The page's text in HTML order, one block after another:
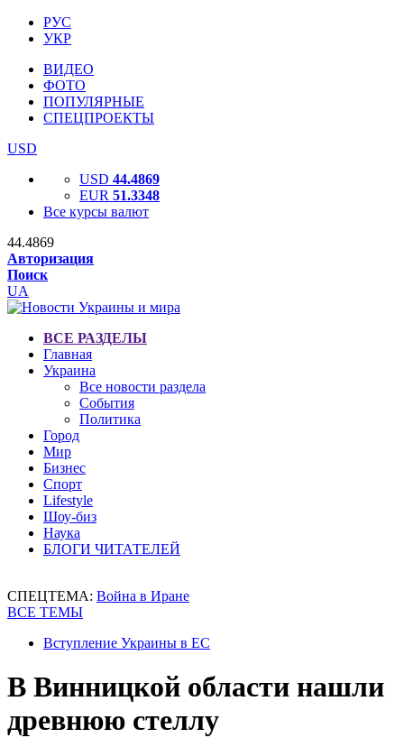
РУС
УКР
ВИДЕО
ФОТО
ПОПУЛЯРНЫЕ
СПЕЦПРОЕКТЫ
USD
USD 44.4869
EUR 51.3348
Все курсы валют
44.4869
Авторизация
Поиск
UA
ВСЕ РАЗДЕЛЫ
Главная
Украина
Все новости раздела
События
Политика
Город
Мир
Бизнес
Спорт
Lifestyle
Шоу-биз
Наука
БЛОГИ ЧИТАТЕЛЕЙ
СПЕЦТЕМА: Война в Иране
ВСЕ ТЕМЫ
Вступление Украины в ЕС
В Винницкой области нашли
древнюю стеллу